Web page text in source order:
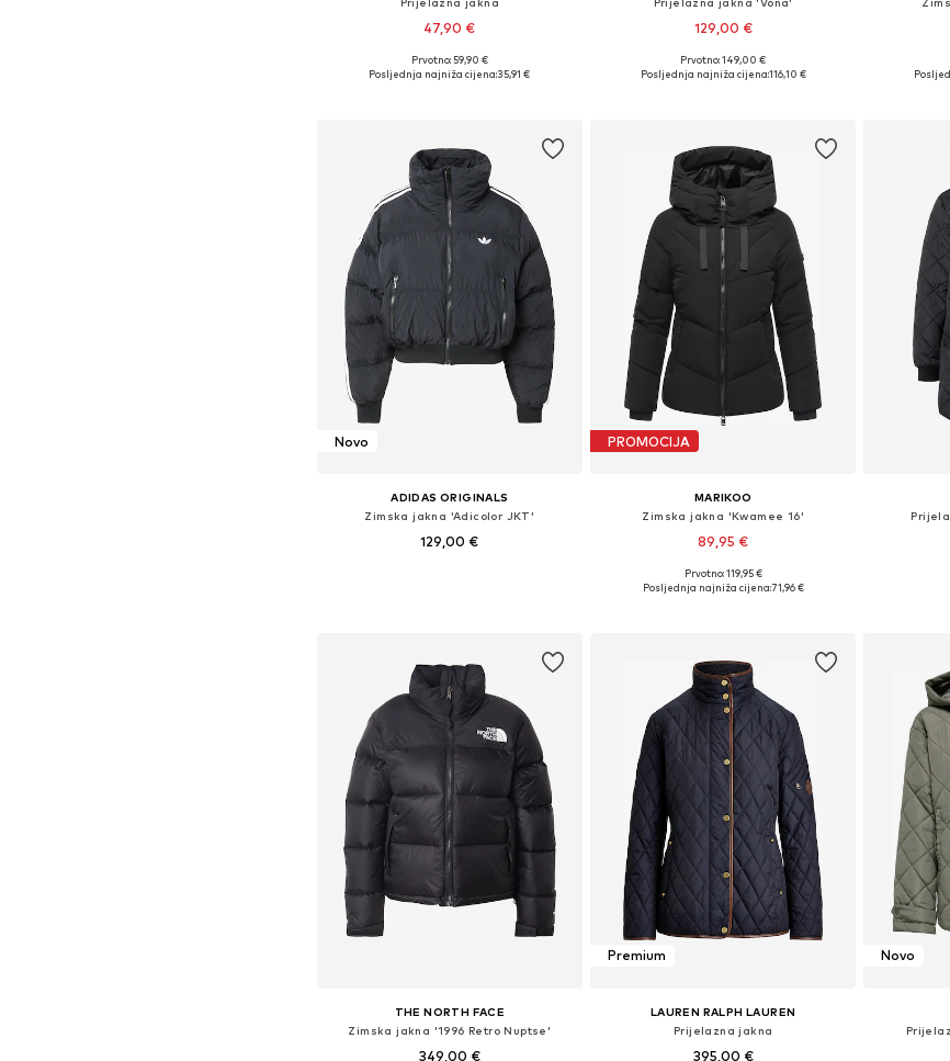
47,90 €
+ 2
Dostupne veličine: XS, S, M, L, XL, XXL
Prvotno: 59,90 €
Posljednja najniža cijena:35,91 €
129,00 €
Dostupne veličine: XS, S, M, L, XL, XXL
Prvotno: 149,00 €
Posljednja najniža cijena:116,10 €
Dostupne
Novo
ADIDAS ORIGINALS
Zimska jakna 'Adicolor JKT'
129,00 €
PROMOCIJA
MARIKOO
Zimska jakna 'Kwamee 16'
89,95 €
+3
Dostupne veličine: S, M, L, XL, XXL, XXXL
Prvotno: 119,95 €
Posljednja najniža cijena:71,96 €
THE NORTH FACE
Zimska jakna '1996 Retro Nuptse'
349,00 €
Premium
LAUREN RALPH LAUREN
Prijelazna jakna
395,00 €
Novo